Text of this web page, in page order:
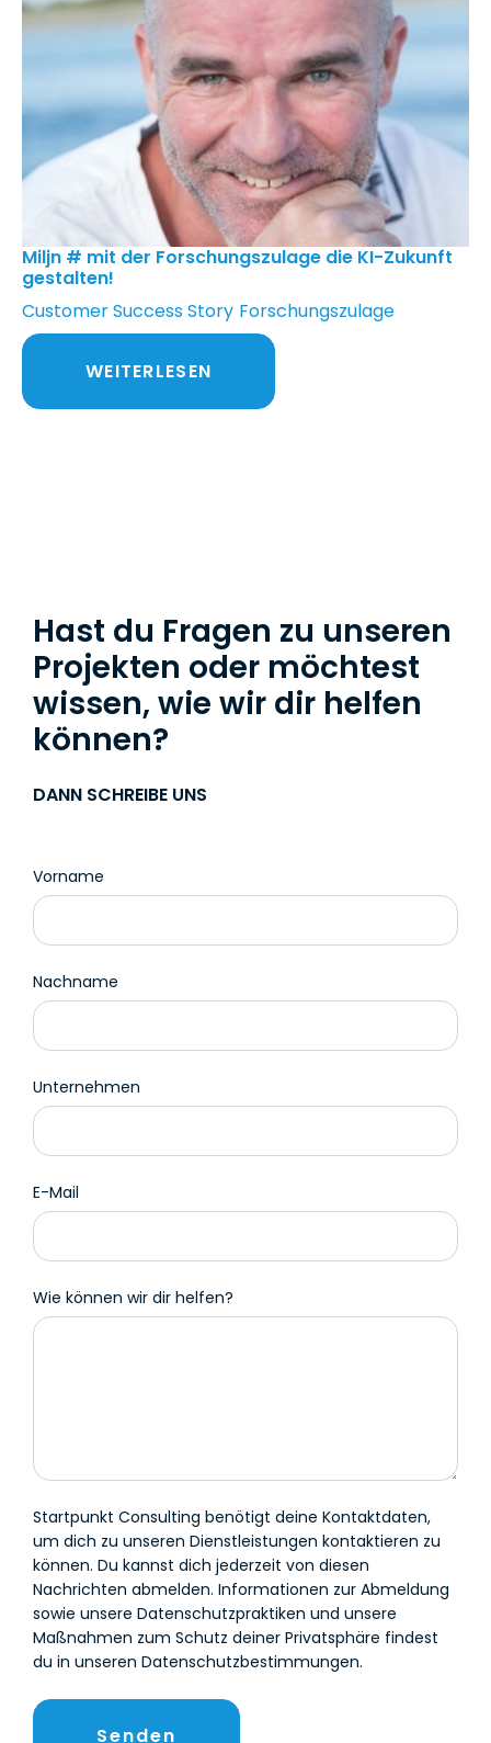
Miljn # mit der Forschungs­­­­­­zulage die KI-Zukunft
gestalten!
Customer Success Story Forschungszulage
WEITERLESEN
Hast du Fragen zu unseren
Projekten oder möchtest
wissen, wie wir dir helfen
können?
DANN SCHREIBE UNS
Vorname
Nachname
Unternehmen
E-Mail
Wie können wir dir helfen?
Startpunkt Consulting benötigt deine Kontaktdaten,
um dich zu unseren Dienstleistungen kontaktieren zu
können. Du kannst dich jederzeit von diesen
Nachrichten abmelden. Informationen zur Abmeldung
sowie unsere Datenschutzpraktiken und unsere
Maßnahmen zum Schutz deiner Privatsphäre findest
du in unseren Datenschutzbestimmungen.